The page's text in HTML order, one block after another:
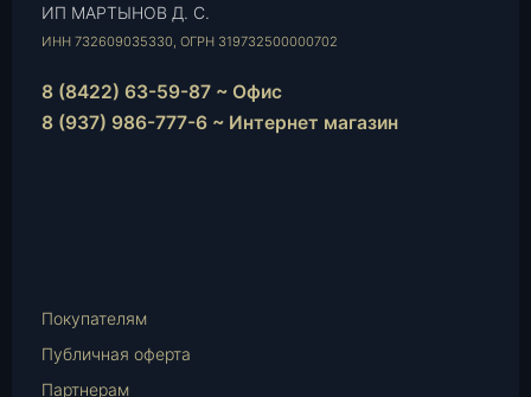
ИП МАРТЫНОВ Д. С.
ИНН 732609035330, ОГРН 319732500000702
8 (8422) 63-59-87 ~ Офис
8 (937) 986-777-6 ~ Интернет магазин
Mail
Покупателям
Публичная оферта
Партнерам